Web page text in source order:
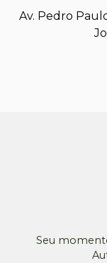
Av. Pedro
Seu